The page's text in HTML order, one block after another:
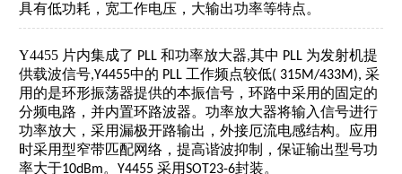
具有低功耗，宽工作电压，大输出功率等特点。
Y4455 片内集成了 PLL 和功率放大器,其中 PLL 为发射机提
供载波信号,Y4455中的 PLL 工作频点较低( 315M/433M), 采
用的是环形振荡器提供的本振信号，环路中采用的固定的
分频电路，并内置环路波器。功率放大器将输入信号进行
功率放大，采用漏极开路输出，外接厄流电感结构。应用
时采用型窄带匹配网络，提高谐波抑制，保证输出型号功
率大于10dBm。 Y4455 采用SOT23-6封装。